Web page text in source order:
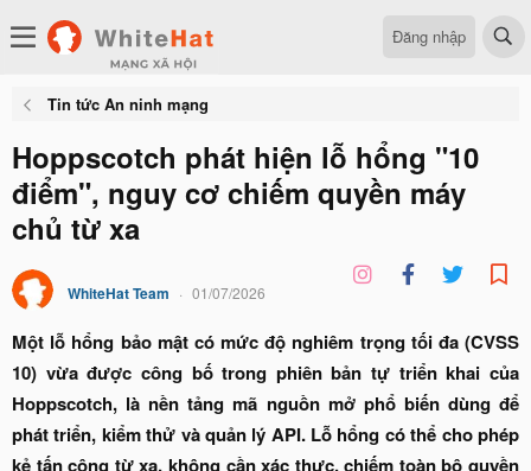
Đăng nhập
Tin tức An ninh mạng
Hoppscotch phát hiện lỗ hổng "10
điểm", nguy cơ chiếm quyền máy
chủ từ xa
WhiteHat Team 01/07/2026
Một lỗ hổng bảo mật có mức độ nghiêm trọng tối đa (CVSS
10) vừa được công bố trong phiên bản tự triển khai của
Hoppscotch, là nền tảng mã nguồn mở phổ biến dùng để
phát triển, kiểm thử và quản lý API. Lỗ hổng có thể cho phép
kẻ tấn công từ xa, không cần xác thực, chiếm toàn bộ quyền